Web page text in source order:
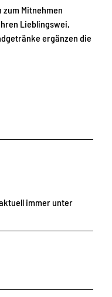
zum Mitnehmen
Lieblingswei,
ergänzen die
immer unter